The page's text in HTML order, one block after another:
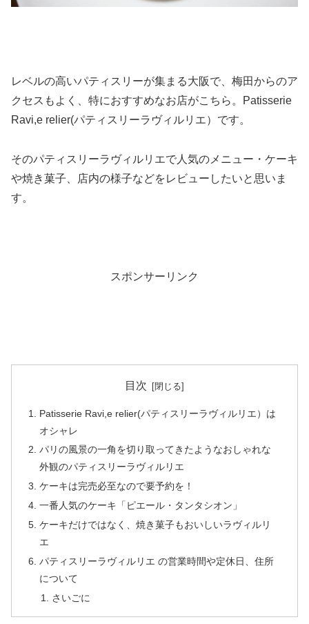
レベルの高いパティスリーが集まる大阪で、梅田からのア
クセスもよく、特におすすめなお店がこちら。Patisserie
Ravi,e relier(パティスリーラヴィルリエ）です。
そのパティスリーラヴィルリエで人気のメニュー・ケーキ
や焼き菓子、店内の様子などをレビューしたいと思いま
す。
スポンサーリンク
目次
Patisserie Ravi,e relier(パティスリーラヴィルリエ）は
オシャレ
パリの風景の一角を切り取ってきたようなおしゃれな
外観のパティスリーラヴィルリエ
ケーキは完売必至なので要予約を！
一番人気のケーキ「ピエール・タンタシオン」
ケーキだけではなく、焼き菓子もおいしいラヴィルリ
エ
パティスリーラヴィルリエ の営業時間や定休日、住所
について
さいごに